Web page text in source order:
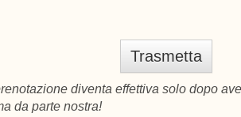
diventa effettiva solo dopo
da parte nostra!